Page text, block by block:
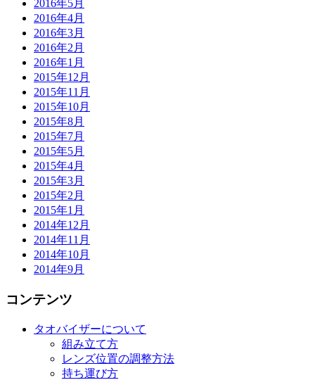
2016年5月
2016年4月
2016年3月
2016年2月
2016年1月
2015年12月
2015年11月
2015年10月
2015年8月
2015年7月
2015年5月
2015年4月
2015年3月
2015年2月
2015年1月
2014年12月
2014年11月
2014年10月
2014年9月
コンテンツ
タオバイザーについて
組み立て方
レンズ位置の調整方法
持ち運び方